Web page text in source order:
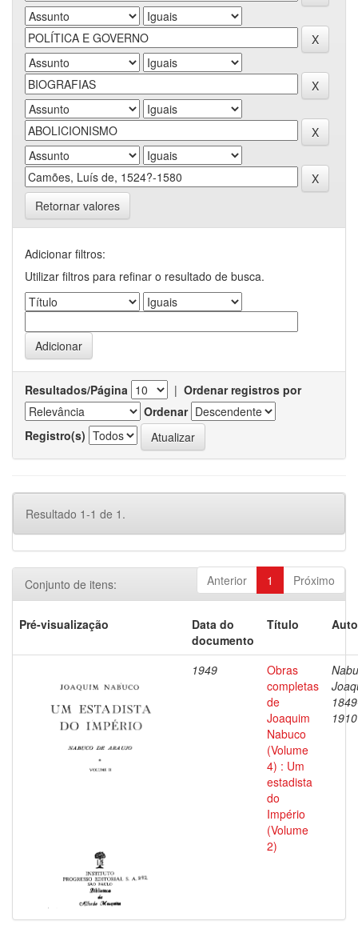
Retornar valores
Adicionar filtros:
Utilizar filtros para refinar o resultado de busca.
Resultados/Página | Ordenar registros por
Ordenar
Registro(s)
Resultado 1-1 de 1.
Anterior 1 Próximo
Conjunto de itens:
Pré-visualização
Data do
documento
Título
1949
Obras
completas
de
Joaquim
Nabuco
(Volume
4) : Um
estadista
do
Império
(Volume
2)
1910